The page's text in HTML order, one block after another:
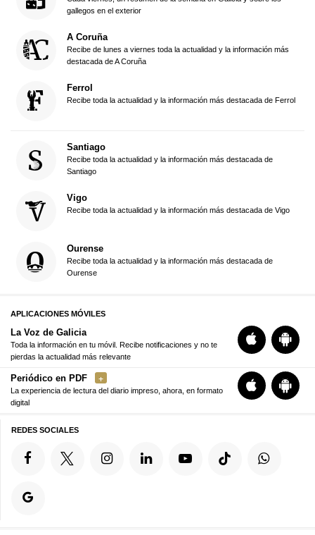
gallegos en el exterior
A Coruña
Recibe de lunes a viernes toda la actualidad y la información más
destacada de A Coruña
Ferrol
Recibe toda la actualidad y la información más destacada de Ferrol
Santiago
Recibe toda la actualidad y la información más destacada de
Santiago
Vigo
Recibe toda la actualidad y la información más destacada de Vigo
Ourense
Recibe toda la actualidad y la información más destacada de
Ourense
APLICACIONES MÓVILES
La Voz de Galicia
Toda la información en tu móvil. Recibe notificaciones y no te
pierdas la actualidad más relevante
Periódico en PDF
La experiencia de lectura del diario impreso, ahora, en formato
digital
REDES SOCIALES